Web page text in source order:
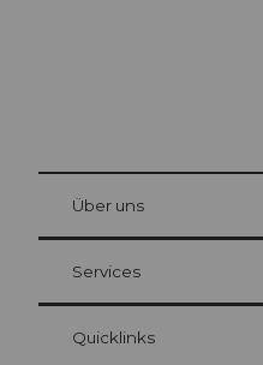
Gästekarte Luzern
Ihre Vorteile als Übernachtungsgast
at Bre
Über uns
Services
Quicklinks